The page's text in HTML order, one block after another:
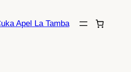
Apel La Tamba